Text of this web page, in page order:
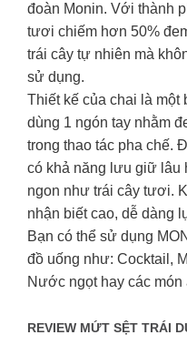
đoàn Monin. Với thành
tươi chiếm hơn 50%
trái cây tự nhiên mà
sử dụng.
Thiết kế của chai là một
dùng 1 ngón tay nhằm
trong thao tác pha chế.
có khả năng lưu giữ
ngon như trái cây tươi.
nhận biết cao, dễ dàng
Bạn có thể sử dụng
đồ uống như: Cocktail,
Nước ngọt hay các
REVIEW MỨT SỆT TRÁI